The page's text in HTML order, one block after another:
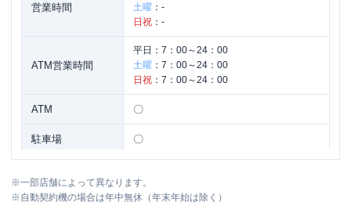
営業時間
土曜 ： -
日祝 ： -
ATM営業時間
平日： 7：00～24：00
土曜 ： 7：00～24：00
日祝 ： 7：00～24：00
ATM 〇
駐車場 〇
住所
１
※一部店舗によって異なります。
※自動契約機の場合は年中無休（年末年始は除く）